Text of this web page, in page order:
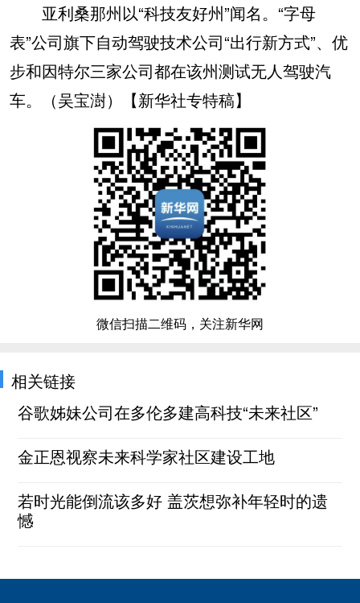
亚利桑那州以“科技友好州”闻名。“字母
表”公司旗下自动驾驶技术公司“出行新方式”、优
步和因特尔三家公司都在该州测试无人驾驶汽
车。（吴宝澍）【新华社专特稿】
微信扫描二维码，关注新华网
相关链接
谷歌姊妹公司在多伦多建高科技“未来社区”
金正恩视察未来科学家社区建设工地
若时光能倒流该多好 盖茨想弥补年轻时的遗
憾